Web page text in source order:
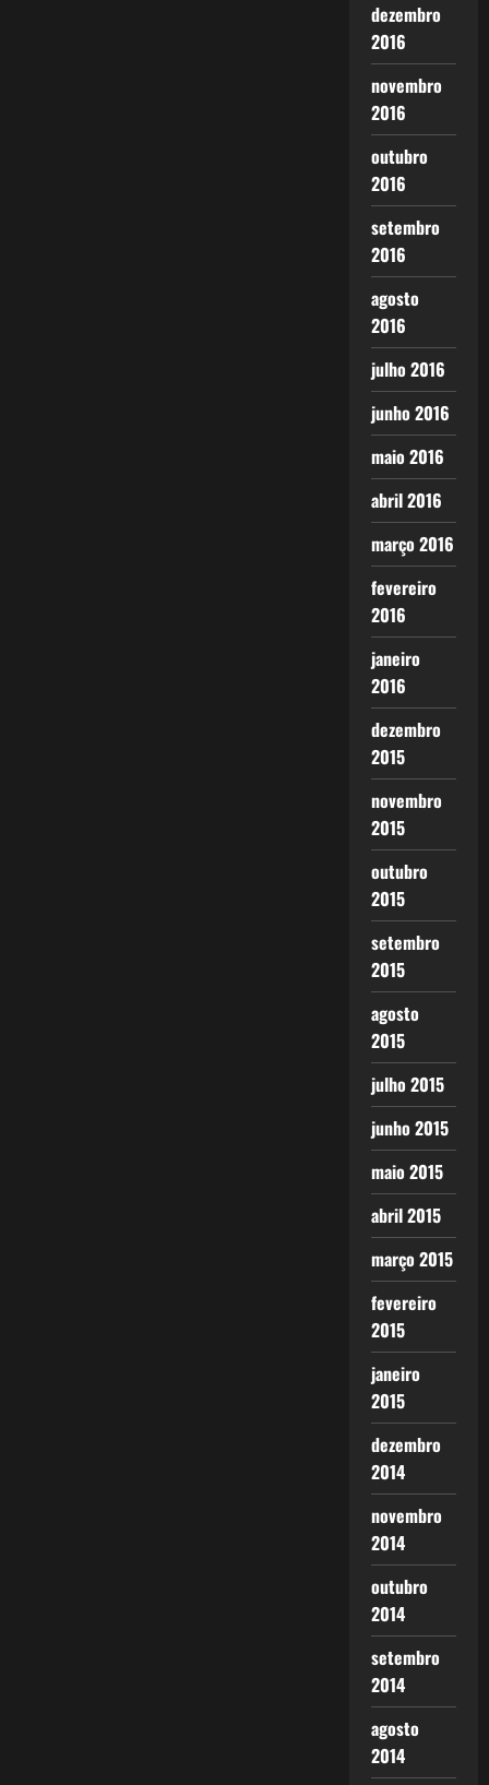
dezembro
2016
novembro
2016
outubro
2016
setembro
2016
agosto
2016
julho 2016
junho 2016
maio 2016
abril 2016
março 2016
fevereiro
2016
janeiro
2016
dezembro
2015
novembro
2015
outubro
2015
setembro
2015
agosto
2015
julho 2015
junho 2015
maio 2015
abril 2015
março 2015
fevereiro
2015
janeiro
2015
dezembro
2014
novembro
2014
outubro
2014
setembro
2014
agosto
2014